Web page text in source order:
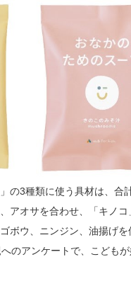
の3種類に使う具材は、合
アオサを合わせ、「キノ
ボウ、ニンジン、油揚げを
のアンケートで、こども